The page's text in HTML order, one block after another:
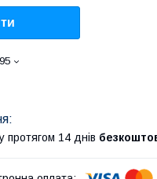
протягом 14 днів